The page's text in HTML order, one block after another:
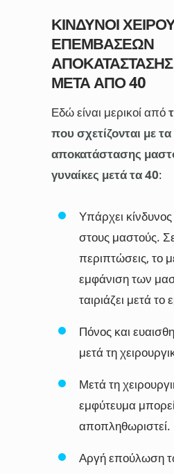
ΚΊΝΔΥΝΟΙ
ΕΠΕΜΒΆΣΕΩΝ
ΜΕΤΆ ΑΠΌ 40
Εδώ είναι μερικοί από
που σχετίζονται με
αποκατάστασης
γυναίκες μετά τα 40:
Υπάρχει
στους μαστούς.
περιπτώσεις, το
εμφάνιση των
ταιριάζει μετά
Πόνος και
μετά τη
Μετά τη
εμφύτευμα
αποπληθωριστεί.
Αργή επούλωση